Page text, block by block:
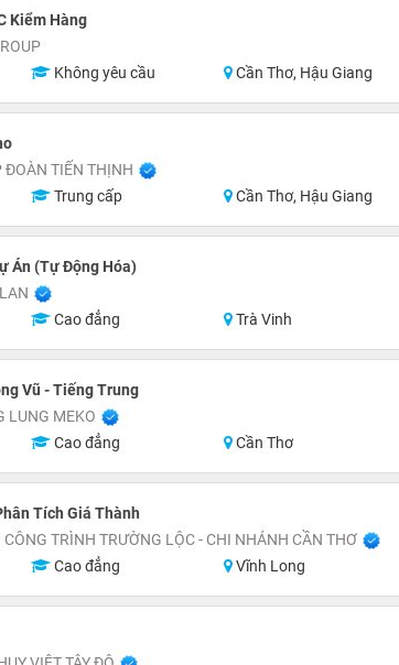
Kiểm Hàng
Không yêu cầu Cần Thơ, Hậu Giang
ĐOÀN TIẾN THỊNH
Trung cấp Cần Thơ, Hậu Giang
Án (Tự Động Hóa)
Cao đẳng Trà Vinh
Vũ - Tiếng Trung
LUNG MEKO
Cao đẳng Cần Thơ
Tích Giá Thành
CÔNG TRÌNH TRƯỜNG LỘC - CHI NHÁNH CẦN THƠ
Cao đẳng Vĩnh Long